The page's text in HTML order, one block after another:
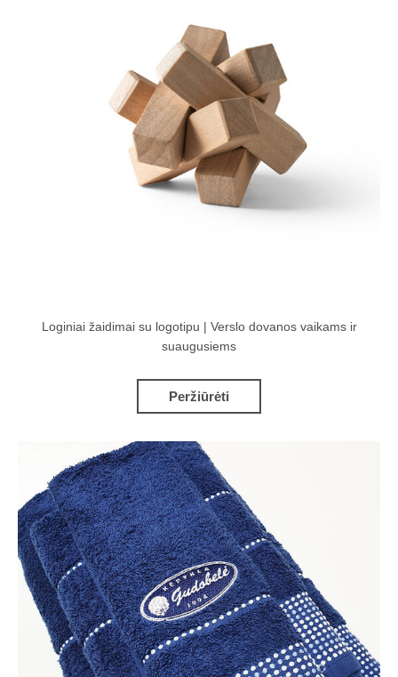
Loginiai žaidimai su logotipu | Verslo dovanos vaikams ir
suaugusiems
Peržiūrėti